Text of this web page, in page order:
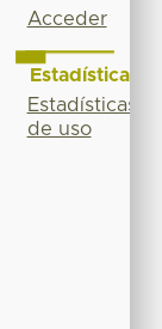
Acceder
Estadísticas
Estadísticas
de uso